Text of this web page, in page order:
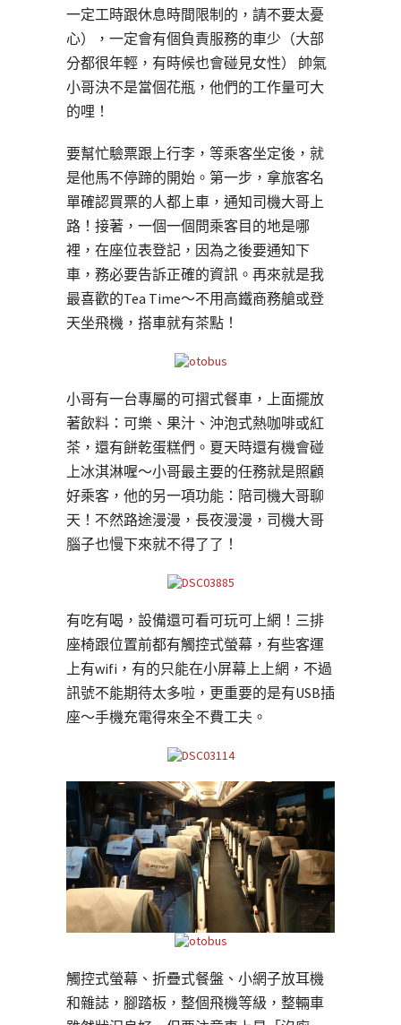
一定工時跟休息時間限制的，請不要太憂
心），一定會有個負責服務的車少（大部
分都很年輕，有時候也會碰見女性） 帥氣
小哥決不是當個花瓶，他們的工作量可大
的哩！
要幫忙驗票跟上行李，等乘客坐定後，就
是他馬不停蹄的開始。第一步，拿旅客名
單確認買票的人都上車，通知司機大哥上
路！接著，一個一個問乘客目的地是哪
裡，在座位表登記，因為之後要通知下
車，務必要告訴正確的資訊。再來就是我
最喜歡的Tea Time～不用高鐵商務艙或登
天坐飛機，搭車就有茶點！
小哥有一台專屬的可摺式餐車，上面擺放
著飲料：可樂、果汁、沖泡式熱咖啡或紅
茶，還有餅乾蛋糕們。夏天時還有機會碰
上冰淇淋喔～小哥最主要的任務就是照顧
好乘客，他的另一項功能：陪司機大哥聊
天！不然路途漫漫，長夜漫漫，司機大哥
腦子也慢下來就不得了了！
有吃有喝，設備還可看可玩可上網！三排
座椅跟位置前都有觸控式螢幕，有些客運
上有wifi，有的只能在小屏幕上上網，不過
訊號不能期待太多啦，更重要的是有USB插
座～手機充電得來全不費工夫。
觸控式螢幕、折疊式餐盤、小網子放耳機
和雜誌，腳踏板，整個飛機等級，整輛車